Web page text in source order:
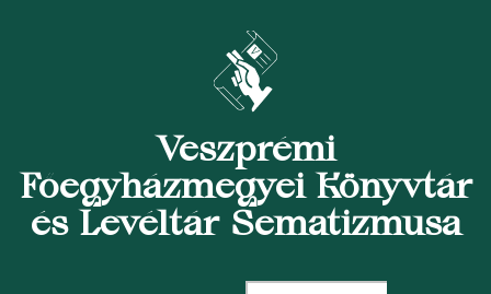
Veszprémi
Főegyházmegyei Könyvtár
és Levéltár Sematizmusa